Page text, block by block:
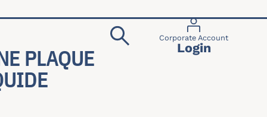
Menu du
Corporate Account
Login
PLAQUE
D